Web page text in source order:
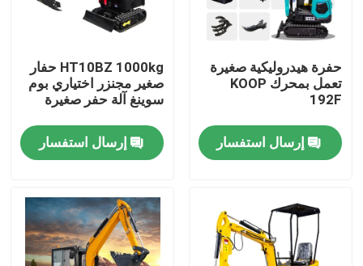
منزل
حول بنا
حفرة هيدروليكية صغيرة
تعمل بمحرك KOOP
192F
إرسال استفسار
HT10BZ 1000kg حفار
صغير مجنزر اختياري بوم
سوينغ آلة حفر صغيرة
إرسال استفسار